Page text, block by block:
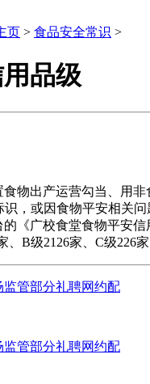
页 > 食品安全常识 >
品级
出产运营勾当、用非
识，或因食物平安相
《广校食堂食物平安
、B级2126家、C级
管部分礼聘网约配
管部分礼聘网约配